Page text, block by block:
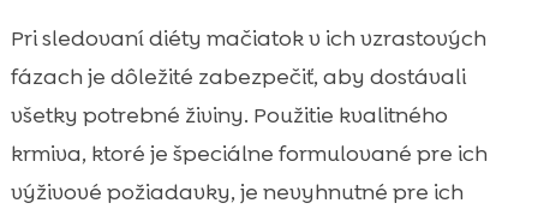
Pri sledovaní diéty mačiatok v ich vzrastových
fázach je dôležité zabezpečiť, aby dostávali
všetky potrebné živiny. Použitie kvalitného
krmiva, ktoré je špeciálne formulované pre ich
výživové požiadavky, je nevyhnutné pre ich